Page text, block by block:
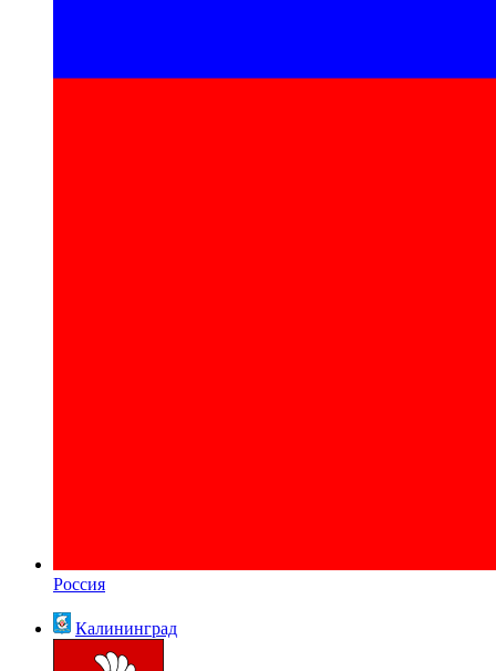
Россия
Калининград